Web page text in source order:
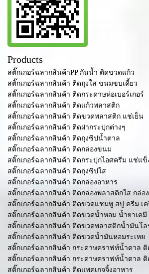
Products
สติ๊กเกอร์ฉลากสินค้าPP กันน้ำ ติดขวดแก้ว
สติ๊กเกอร์ฉลากสินค้า ติดถุงใส ขนมขบเคี้ยว
สติ๊กเกอร์ฉลากสินค้า ติดกระดาษห่อเบอร์เกอร์
สติ๊กเกอร์ฉลากสินค้า ติดแก้วพลาสติก
สติ๊กเกอร์ฉลากสินค้า ติดขวดพลาสติก แช่เย็น
สติ๊กเกอร์ฉลากสินค้า ติดฝากระปุกต่างๆ
สติ๊กเกอร์ฉลากสินค้า ติดถุงซิปน้ำตาล
สติ๊กเกอร์ฉลากสินค้า ติดกล่องขนม
สติ๊กเกอร์ฉลากสินค้า ติดกระปุกไอศครีม แช่แข็
สติ๊กเกอร์ฉลากสินค้า ติดถุงซิปใส
สติ๊กเกอร์ฉลากสินค้า ติดกล่องอาหาร
สติ๊กเกอร์ฉลากสินค้า ติดกล่องพลาสติกใส กล่อ
สติ๊กเกอร์ฉลากสินค้า ติดขวดแชมพู สบู่ ครีม เค
สติ๊กเกอร์ฉลากสินค้า ติดขวดน้ำหอม น้ำยาเคมี
สติ๊กเกอร์ฉลากสินค้า ติดขวดพลาสติกน้ำมันโ
สติ๊กเกอร์ฉลากสินค้า ติดขวดน้ำมันหอมระเหย
สติ๊กเกอร์ฉลากสินค้า กระดาษคราฟท์น้ำตาล
สติ๊กเกอร์ฉลากสินค้า กระดาษคราฟท์น้ำตาล
สติ๊กเกอร์ฉลากสินค้า ติดแพคเกจจิ้งอาหาร